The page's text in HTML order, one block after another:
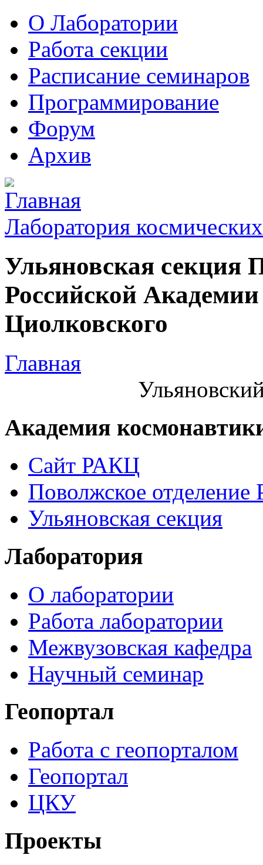
О Лаборатории
Работа секции
Расписание семинаров
Программирование
Форум
Архив
Лаборатория
Ульяновская секция
Российской
Циолковского
Главная
Академия
Сайт РАКЦ
Поволжское
Ульяновская секция
Лаборатория
О лаборатории
Работа лаборатории
Межвузовская кафедра
Научный семинар
Геопортал
Работа с геопорталом
Геопортал
ЦКУ
Проекты